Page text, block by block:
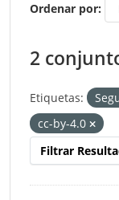
Ordenar por
2
Etiquetas:
cc-by-4.0
Filtrar